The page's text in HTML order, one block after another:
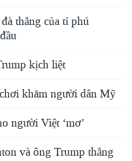
thắng của tỉ phú
kịch liệt
khăm người dân Mỹ
người Việt ‘mơ’
và ông Trump thắng